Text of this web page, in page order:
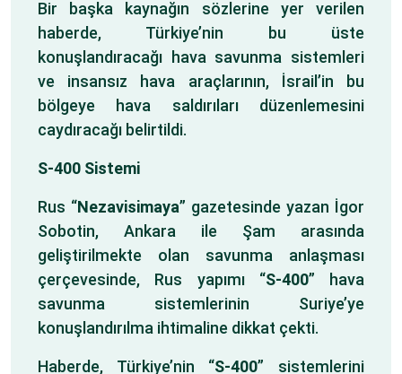
Bir başka kaynağın sözlerine yer verilen
haberde, Türkiye’nin bu üste
konuşlandıracağı hava savunma sistemleri
ve insansız hava araçlarının, İsrail’in bu
bölgeye hava saldırıları düzenlemesini
caydıracağı belirtildi.
S-400 Sistemi
Rus “Nezavisimaya” gazetesinde yazan İgor
Sobotin, Ankara ile Şam arasında
geliştirilmekte olan savunma anlaşması
çerçevesinde, Rus yapımı “S-400” hava
savunma sistemlerinin Suriye’ye
konuşlandırılma ihtimaline dikkat çekti.
Haberde, Türkiye’nin “S-400” sistemlerini